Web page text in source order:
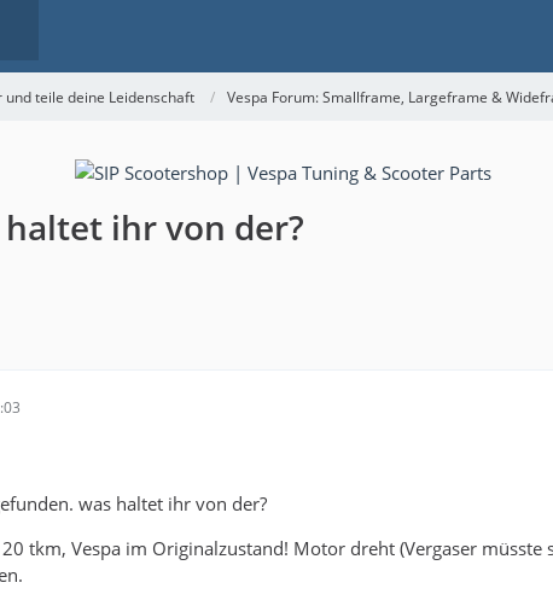
und teile deine Leidenschaft Vespa Forum: Smallframe, Largeframe &
ihr von der?
was haltet ihr von der?
tkm, Vespa im Originalzustand! Motor dreht (Vergaser